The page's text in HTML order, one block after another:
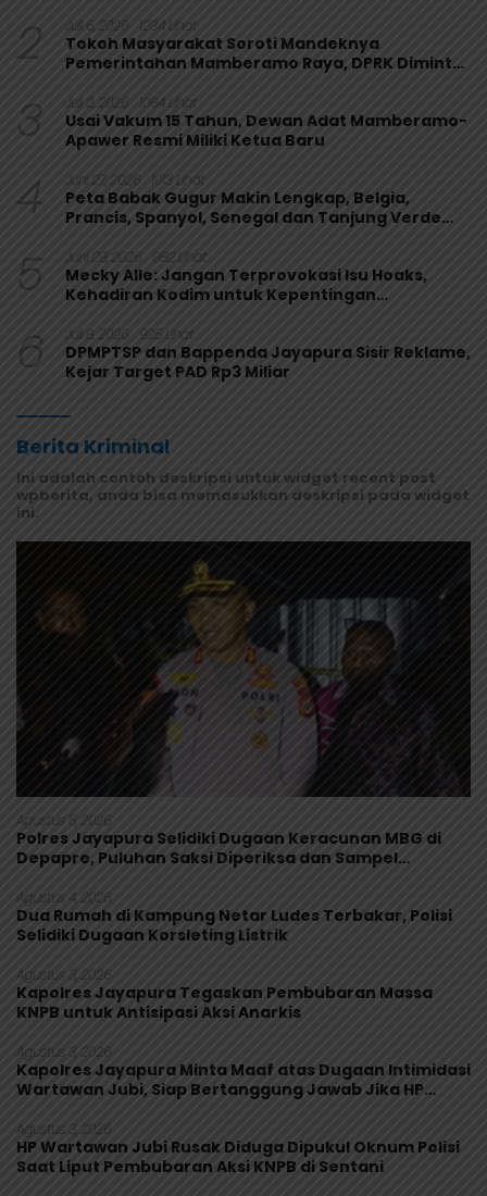
2 Juli 6, 2026 1234 Lihat
Tokoh Masyarakat Soroti Mandeknya
Pemerintahan Mamberamo Raya, DPRK Diminta
3 Juli 2, 2026 1064 Lihat
Usai Vakum 15 Tahun, Dewan Adat Mamberamo-
Apawer Resmi Miliki Ketua Baru
4 Juni 27, 2026 1013 Lihat
Peta Babak Gugur Makin Lengkap, Belgia,
Prancis, Spanyol, Senegal dan Tanjung Verde
5 Juni 29, 2026 982 Lihat
Mecky Alle: Jangan Terprovokasi Isu Hoaks,
Kehadiran Kodim untuk Kepentingan
6 Juli 8, 2026 925 Lihat
DPMPTSP dan Bappenda Jayapura Sisir Reklame,
Kejar Target PAD Rp3 Miliar
Berita Kriminal
Ini adalah contoh deskripsi untuk widget recent post
wpberita, anda bisa memasukkan deskripsi pada widget
ini.
Agustus 5, 2026
Polres Jayapura Selidiki Dugaan Keracunan MBG di
Depapre, Puluhan Saksi Diperiksa dan Sampel
Agustus 4, 2026
Dua Rumah di Kampung Netar Ludes Terbakar, Polisi
Selidiki Dugaan Korsleting Listrik
Agustus 3, 2026
Kapolres Jayapura Tegaskan Pembubaran Massa
KNPB untuk Antisipasi Aksi Anarkis
Agustus 3, 2026
Kapolres Jayapura Minta Maaf atas Dugaan Intimidasi
Wartawan Jubi, Siap Bertanggung Jawab Jika HP
Agustus 3, 2026
HP Wartawan Jubi Rusak Diduga Dipukul Oknum Polisi
Saat Liput Pembubaran Aksi KNPB di Sentani